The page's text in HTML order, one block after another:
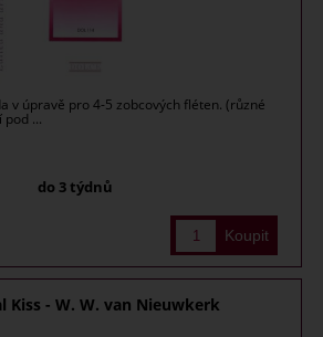
v úpravě pro 4-5 zobcových fléten. (různé
...
do 3 týdnů
Kiss - W. W. van Nieuwkerk